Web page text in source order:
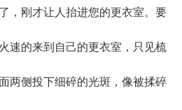
，刚才让人抬进您的更衣室。要
速的来到自己的更衣室，只见梳
两侧投下细碎的光斑，像被揉碎